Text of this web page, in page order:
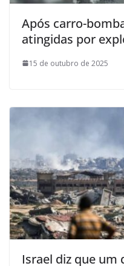
Após carro-
atingidas por
15 de outubro de 2025
Israel diz que um